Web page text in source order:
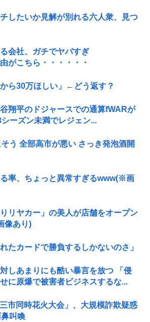
チしたいか見解が別れる六人衆、見つ
会社、ガチでヤバすぎ
がこちら・・・・・・
ら30万ほしい」←どう返す？
谷翔平のドジャースでの通算fWARが
ーズン未満でレジェン...
う 全部高市が悪い さっき発泡酒開
る率、ちょっと異常すぎるwww(※画
りリヤカー」の美人が店舗をオープン
像あり)
たカードで勝負するしかないのさ」
しあまりにも酷い暴言を放つ 「侵
に原爆で被害者ビジネスするな...
市同時花火大会」、大規模詐欺疑惑
叫喚